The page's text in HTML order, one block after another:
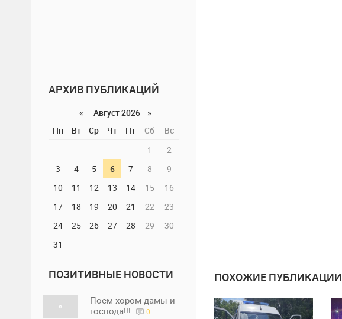
АРХИВ ПУБЛИКАЦИЙ
«
Август 2026 »
Пн
Вт Ср Чт Пт Сб
Вс
1
2
3
4 5 6 7 8
9
10
11 12 13 14 15
16
17
18 19 20 21 22
23
24
25 26 27 28 29
30
31
ПОЗИТИВНЫЕ НОВОСТИ
Поем хором дамы и
господа!!!
0
ПОХОЖИЕ ПУБЛИКАЦИИ